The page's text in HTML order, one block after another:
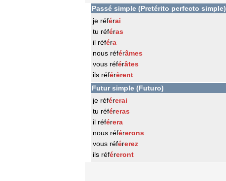
Passé simple (Pretérito perfecto simple)
je référai
tu référas
il référa
nous référâmes
vous référâtes
ils référèrent
Futur simple (Futuro)
je référerai
tu référeras
il référera
nous référerons
vous référerez
ils référeront